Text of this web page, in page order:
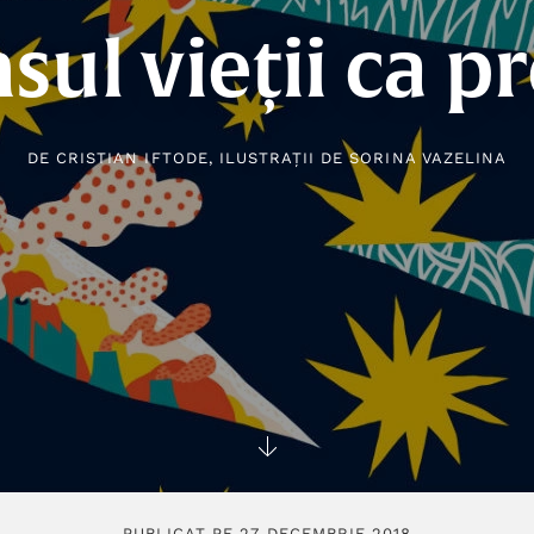
vieții ca
DE CRISTIAN IFTODE, ILUSTRAȚII DESORINA VAZELINA